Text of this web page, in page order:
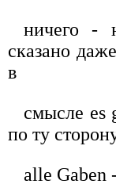
ничего -
сказано
в
смысле es
по ту
alle Gaben